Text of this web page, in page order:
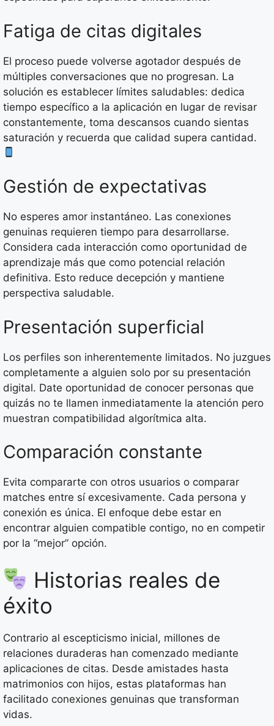
Fatiga de citas digitales
El proceso puede volverse agotador después de
múltiples conversaciones que no progresan. La
solución es establecer límites saludables: dedica
tiempo específico a la aplicación en lugar de revisar
constantemente, toma descansos cuando sientas
saturación y recuerda que calidad supera cantidad.
Gestión de expectativas
No esperes amor instantáneo. Las conexiones
genuinas requieren tiempo para desarrollarse.
Considera cada interacción como oportunidad de
aprendizaje más que como potencial relación
definitiva. Esto reduce decepción y mantiene
perspectiva saludable.
Presentación superficial
Los perfiles son inherentemente limitados. No juzgues
completamente a alguien solo por su presentación
digital. Date oportunidad de conocer personas que
quizás no te llamen inmediatamente la atención pero
muestran compatibilidad algorítmica alta.
Comparación constante
Evita compararte con otros usuarios o comparar
matches entre sí excesivamente. Cada persona y
conexión es única. El enfoque debe estar en
encontrar alguien compatible contigo, no en competir
por la “mejor” opción.
Historias reales de
éxito
Contrario al escepticismo inicial, millones de
relaciones duraderas han comenzado mediante
aplicaciones de citas. Desde amistades hasta
matrimonios con hijos, estas plataformas han
facilitado conexiones genuinas que transforman
vidas.